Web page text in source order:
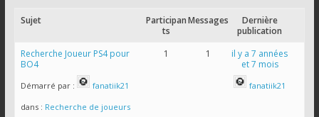
de
of
Duty
Sujet
Participan
ts
Messages
Dernière
publication
Recherche Joueur PS4 pour
BO4
Démarré par :
fanatiik21
dans : Recherche de joueurs
1 1
il y a 7 années
et 7 mois
fanatiik21